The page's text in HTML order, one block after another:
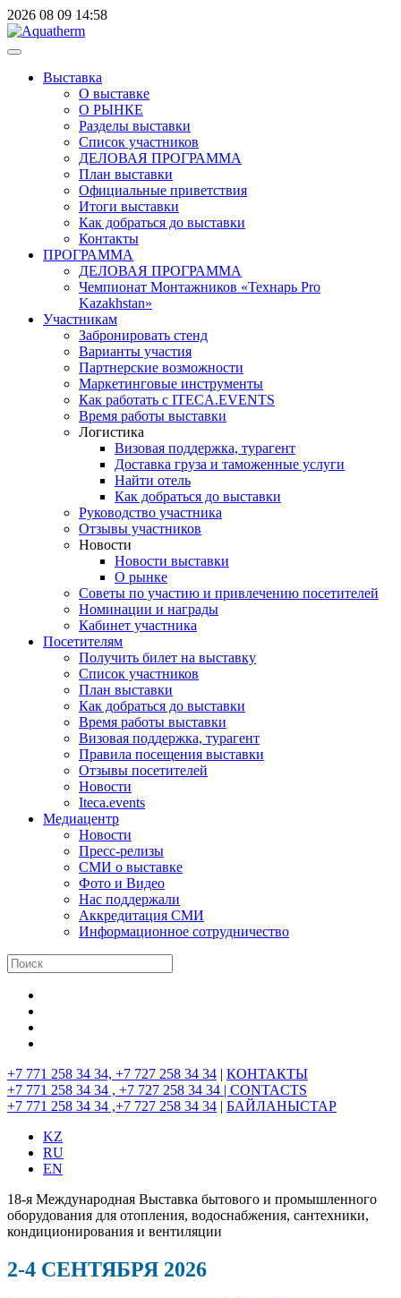
2026 08 09 14:58
Выставка
О выставке
О РЫНКЕ
Разделы выставки
Список участников
ДЕЛОВАЯ ПРОГРАММА
План выставки
Официальные приветствия
Итоги выставки
Как добраться до выставки
Контакты
ПРОГРАММА
ДЕЛОВАЯ ПРОГРАММА
Чемпионат Монтажников «Технарь Pro
Kazakhstan»
Участникам
Забронировать стенд
Варианты участия
Партнерские возможности
Маркетинговые инструменты
Как работать с ITECA.EVENTS
Время работы выставки
Логистика
Визовая поддержка, турагент
Доставка груза и таможенные услуги
Найти отель
Как добраться до выставки
Руководство участника
Отзывы участников
Новости
Новости выставки
О рынке
Советы по участию и привлечению посетителей
Номинации и награды
Кабинет участника
Посетителям
Получить билет на выставку
Список участников
План выставки
Как добраться до выставки
Время работы выставки
Визовая поддержка, турагент
Правила посещения выставки
Отзывы посетителей
Новости
Iteca.events
Медиацентр
Новости
Пресс-релизы
СМИ о выставке
Фото и Видео
Нас поддержали
Аккредитация СМИ
Информационное сотрудничество
+7 771 258 34 34, +7 727 258 34 34 | КОНТАКТЫ
+7 771 258 34 34 , +7 727 258 34 34 | CONTACTS
+7 771 258 34 34 ,+7 727 258 34 34 | БАЙЛАНЫСТАР
KZ
RU
EN
18-я Международная Выставка бытового и промышленного
оборудования для отопления, водоснабжения, сантехники,
кондиционирования и вентиляции
2-4 СЕНТЯБРЯ 2026